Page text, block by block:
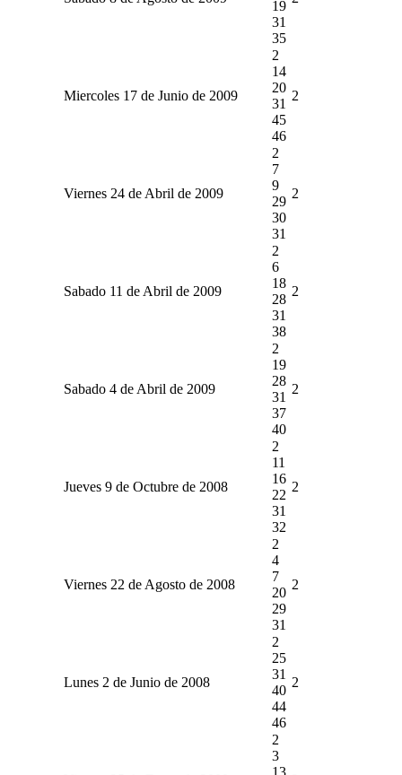
19
31
35
Miercoles 17 de Junio de 2009
2
14
20
31
45
46
2
Viernes 24 de Abril de 2009
2
7
9
29
30
31
2
Sabado 11 de Abril de 2009
2
6
18
28
31
38
2
Sabado 4 de Abril de 2009
2
19
28
31
37
40
2
Jueves 9 de Octubre de 2008
2
11
16
22
31
32
2
Viernes 22 de Agosto de 2008
2
4
7
20
29
31
2
Lunes 2 de Junio de 2008
2
25
31
40
44
46
2
2
3
13